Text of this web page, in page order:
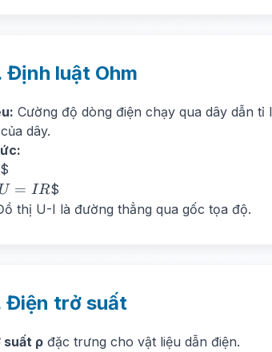
Định luật Ohm
Cường độ dòng điện chạy qua dây dẫn
dây.
$
U
U = IR$
thị U-I là đường thẳng qua gốc tọa độ.
Điện trở suất
ρ đặc trưng cho vật liệu dẫn điện.